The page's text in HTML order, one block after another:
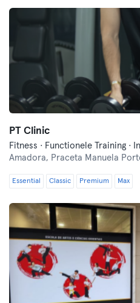
PT Clinic
Amadora, Praceta Manuela
Essential Classic Premium Max